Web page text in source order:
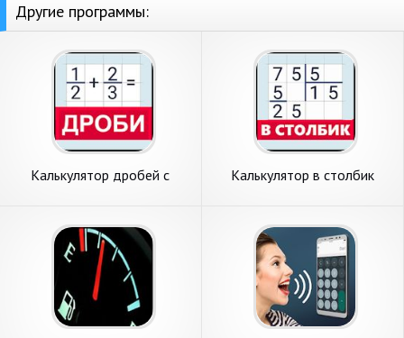
Другие программы:
Калькулятор дробей с
Калькулятор в столбик